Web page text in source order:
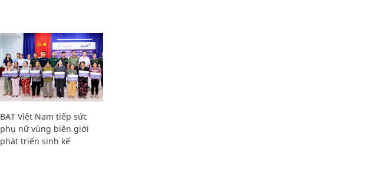
BAT Việt Nam tiếp sức
phụ nữ vùng biên giới
phát triển sinh kế